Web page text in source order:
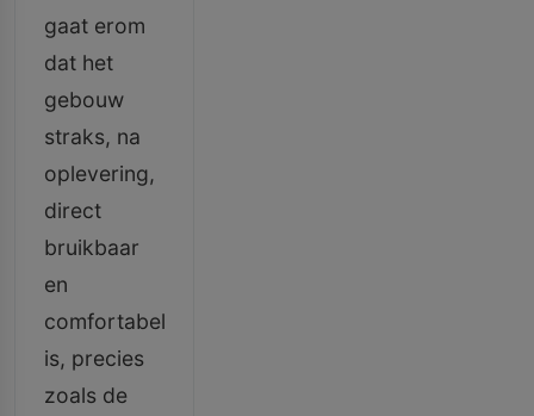
gaat erom
dat het
gebouw
straks, na
oplevering,
direct
bruikbaar
en
comfortabel
is, precies
zoals de